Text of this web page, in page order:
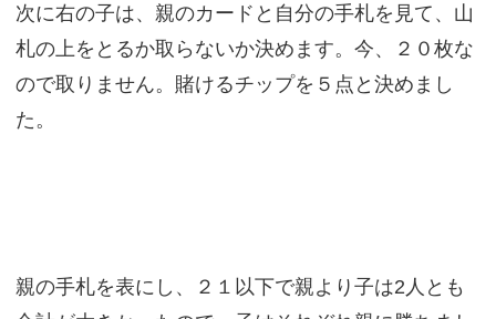
次に右の子は、親のカードと自分の手札を見て、山
札の上をとるか取らないか決めます。今、２０枚な
ので取りません。賭けるチップを５点と決めまし
た。
親の手札を表にし、２１以下で親より子は2人とも